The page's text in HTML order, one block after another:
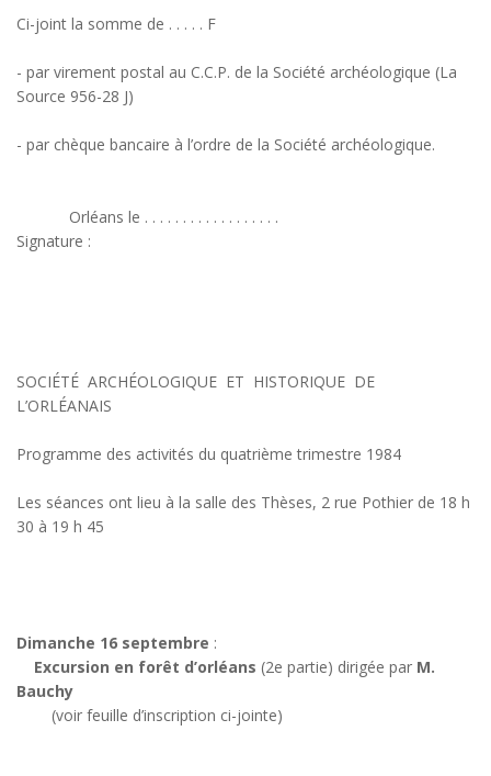
Ci-joint la somme de . . . . . F
- par virement postal au C.C.P. de la Société archéologique (La
Source 956-28 J)
- par chèque bancaire à l’ordre de la Société archéologique.
Orléans le . . . . . . . . . . . . . . . . . .
Signature :
SOCIÉTÉ ARCHÉOLOGIQUE ET HISTORIQUE DE
L’ORLÉANAIS
Programme des activités du quatrième trimestre 1984
Les séances ont lieu à la salle des Thèses, 2 rue Pothier de 18 h
30 à 19 h 45
Dimanche 16 septembre :
Excursion en forêt d’orléans (2e partie) dirigée par M.
Bauchy
(voir feuille d’inscription ci-jointe)